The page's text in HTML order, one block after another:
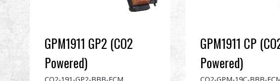
GPM1911 GP2 (CO2
Powered)
GPM1911 CP
Powered)